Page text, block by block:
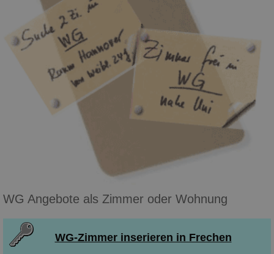
WG Angebote als Zimmer oder Wohnung
WG-Zimmer inserieren in Frechen